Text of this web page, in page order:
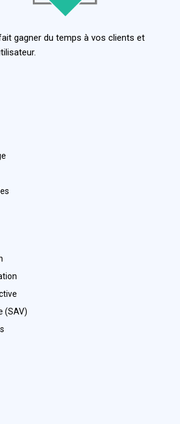
gagner du temps à vos clients et
(SAV)